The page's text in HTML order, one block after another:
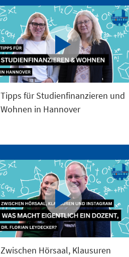
Tipps für Studienfinanzieren und
Wohnen in Hannover
Zwischen Hörsaal, Klausuren